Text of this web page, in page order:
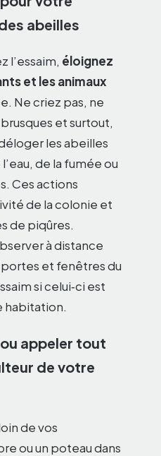
abeilles
l’essaim, éloignez
et les animaux
Ne criez pas, ne
et surtout,
les abeilles
de la fumée ou
Ces actions
de la colonie et
de piqûres.
à distance
et fenêtres du
si celui‑ci est
habitation.
appeler tout
de votre
de vos
ou un poteau dans